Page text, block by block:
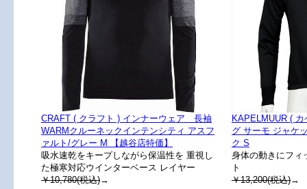
CRAFT ( クラフト ) インナーウェア 長袖
WARMクルーネックインテンシティ アスフ
ァルト/グレー M 【越谷店特価】
吸水速乾をキープしながら保温性を 重視し
た極寒対応ウインターベース レイヤー
￥10,780(税込)→
KAPELMUUR (
グ サーモ ジャケ
ク S
身体の動きにフィ
ト
￥13,200(税込)→